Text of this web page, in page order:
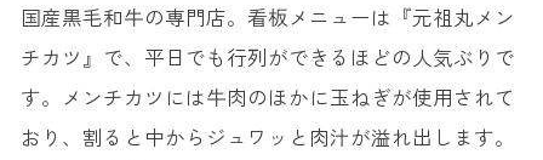
国産黒毛和牛の専門店。看板メニューは『元祖丸メン
チカツ』で、平日でも行列ができるほどの人気ぶりで
す。メンチカツには牛肉のほかに玉ねぎが使用されて
おり、割ると中からジュワッと肉汁が溢れ出します。